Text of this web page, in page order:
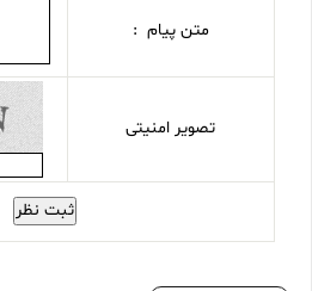
متن پیام :
تصویر امنیتی
ثبت نظر